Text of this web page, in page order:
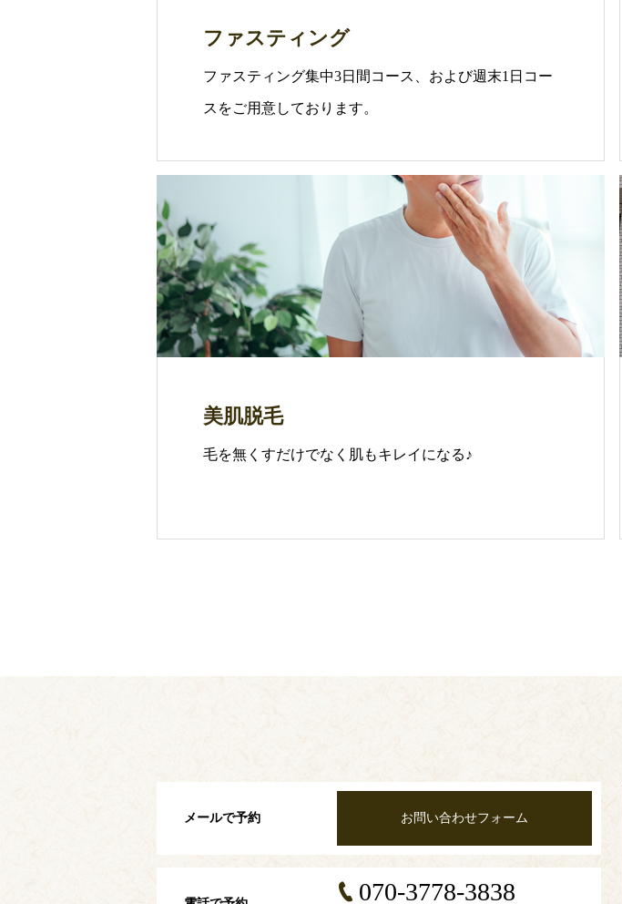
ファスティング
ファスティング集中3日間コース、および週末1日コー
スをご用意しております。
美肌脱毛
毛を無くすだけでなく肌もキレイになる♪
メールで予約 お問い合わせフォーム
070-3778-3838